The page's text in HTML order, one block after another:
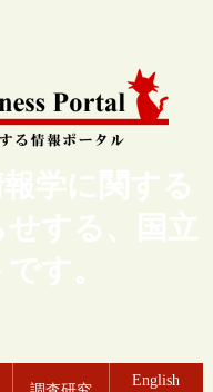
学に関する
する、国立
す。
English